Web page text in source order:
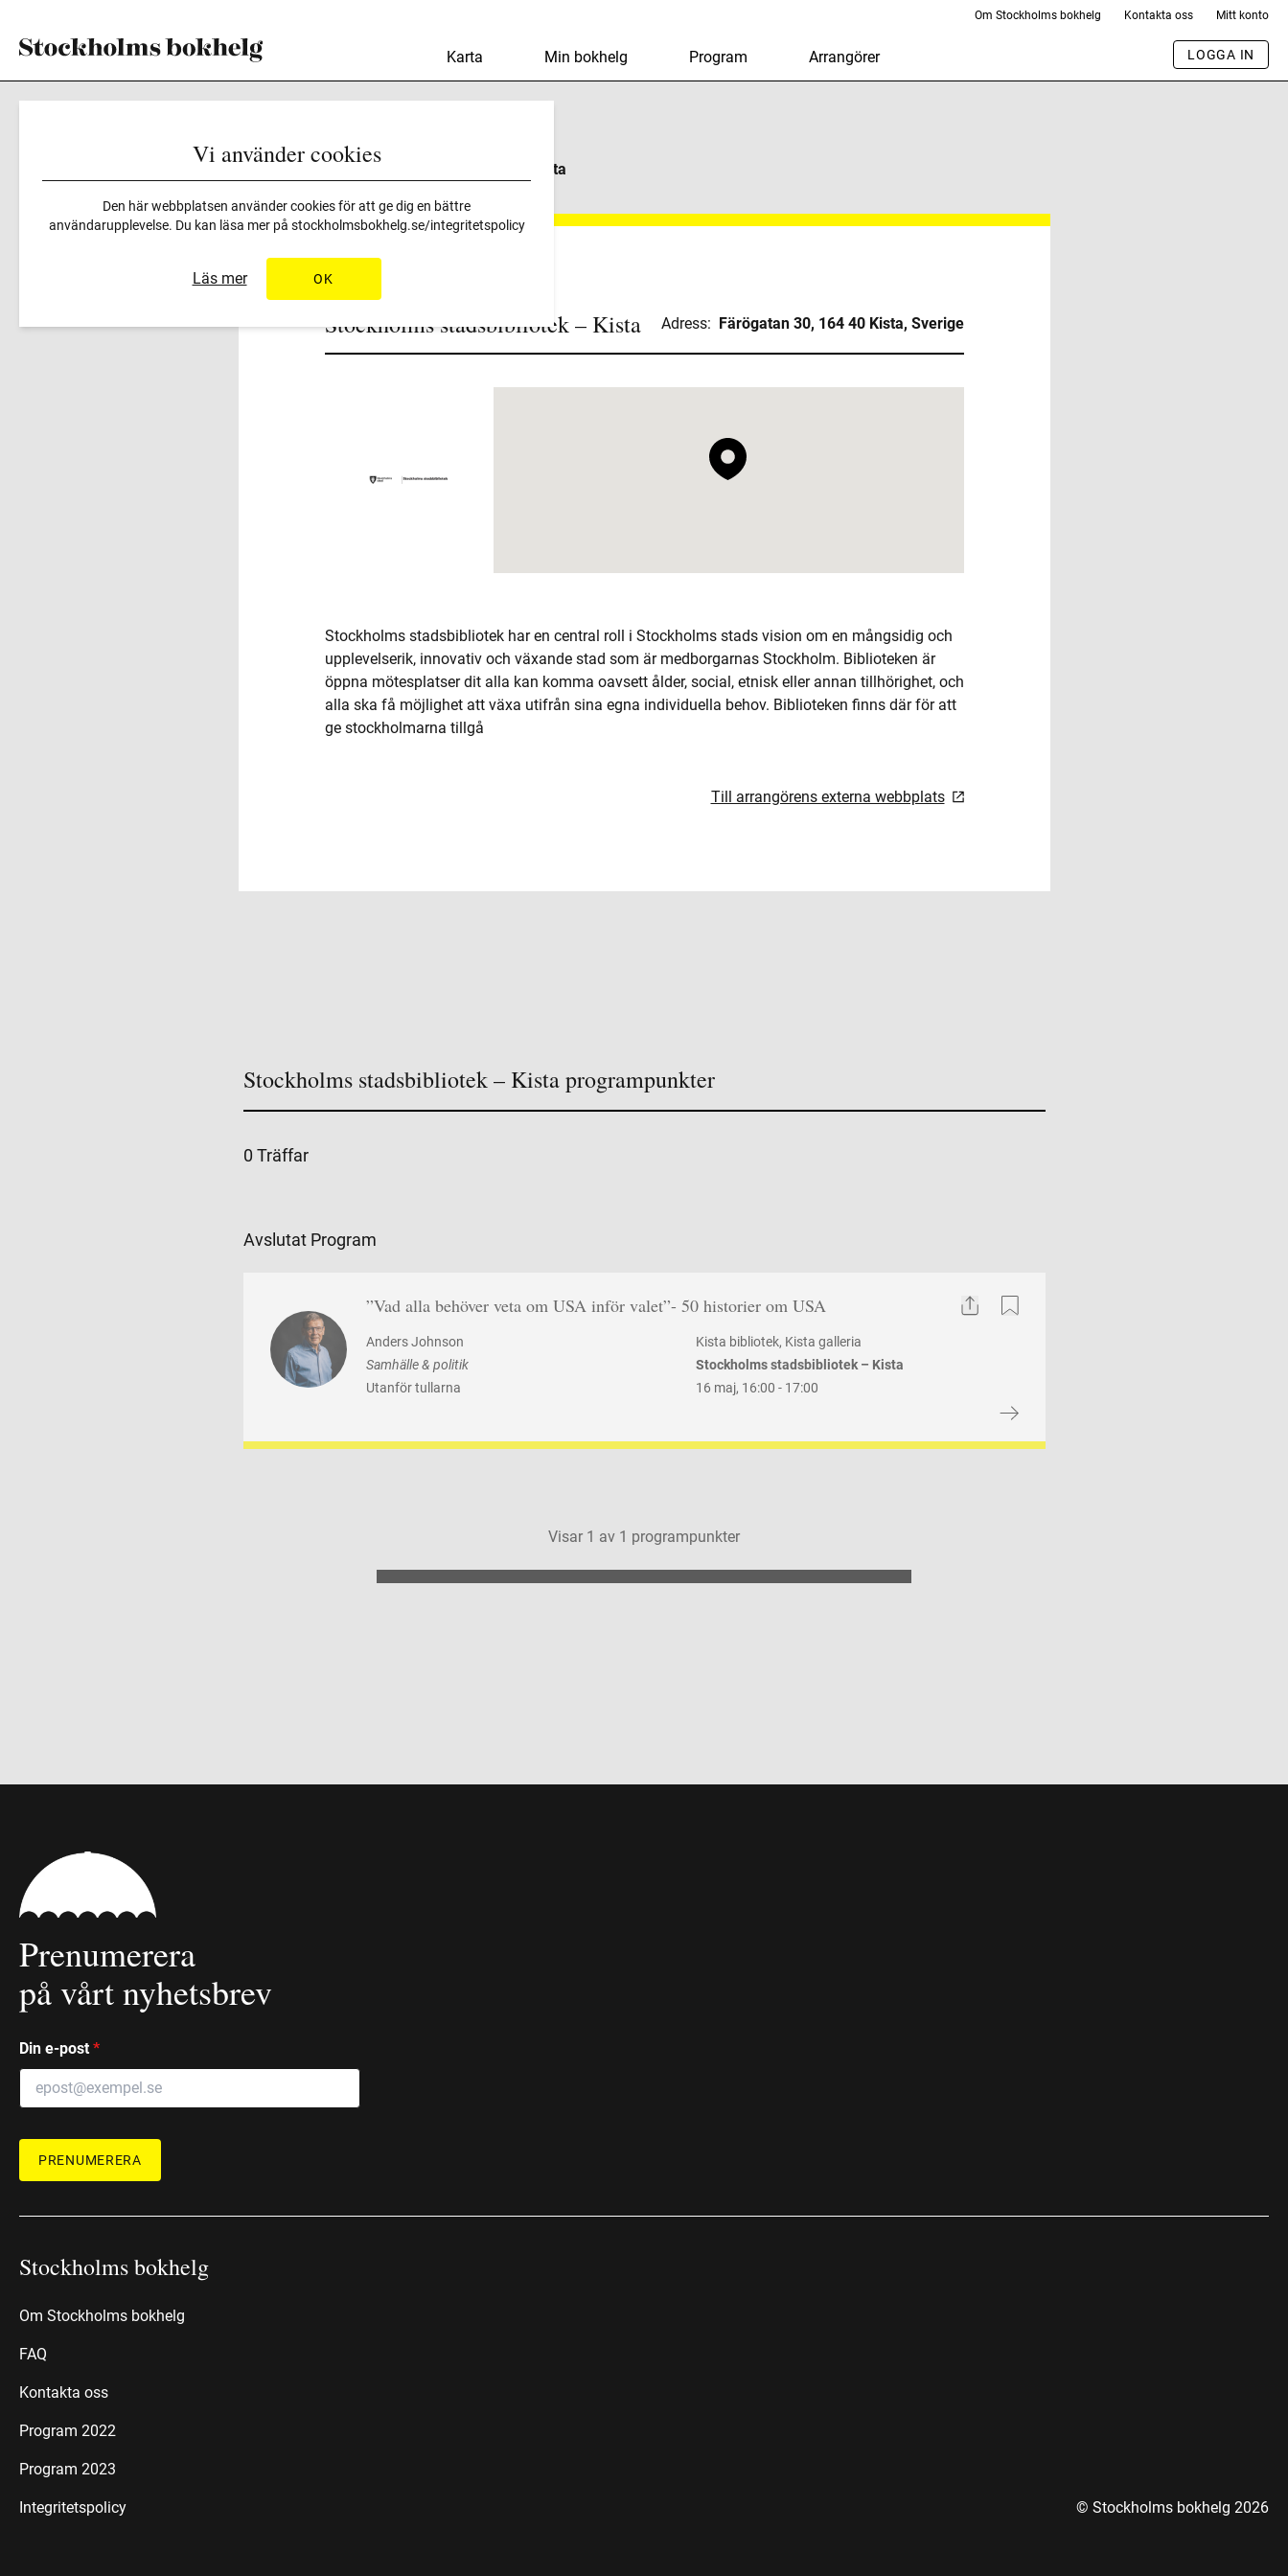
Om Stockholms bokhelg Kontakta oss Mitt konto
Karta Min bokhelg Program Arrangörer LOGGA IN
Stockholms stadsbibliotek – Kista
Stockholms stadsbibliotek – Kista Adress: Färögatan 30, 164 40 Kista, Sverige
Stockholms stadsbibliotek har en central roll i Stockholms stads vision om en mångsidig och
upplevelserik, innovativ och växande stad som är medborgarnas Stockholm. Biblioteken är
öppna mötesplatser dit alla kan komma oavsett ålder, social, etnisk eller annan tillhörighet, och
alla ska få möjlighet att växa utifrån sina egna individuella behov. Biblioteken finns där för att
ge stockholmarna tillgå
Till arrangörens externa webbplats
Stockholms stadsbibliotek – Kista programpunkter
0 Träffar
Avslutat Program
”Vad alla behöver veta om USA inför valet”- 50 historier om USA
Anders Johnson
Samhälle & politik
Utanför tullarna
Kista bibliotek, Kista galleria
Stockholms stadsbibliotek – Kista
16 maj, 16:00 - 17:00
Share
Visar 1 av 1 programpunkter
Prenumerera
på vårt nyhetsbrev
Din e-post *
PRENUMERERA
Stockholms bokhelg
Om Stockholms bokhelg
FAQ
Kontakta oss
Program 2022
Program 2023
Integritetspolicy © Stockholms bokhelg 2026
Vi använder cookies
Den här webbplatsen använder cookies för att ge dig en bättre
användarupplevelse. Du kan läsa mer på stockholmsbokhelg.se/integritetspolicy
Läs mer OK